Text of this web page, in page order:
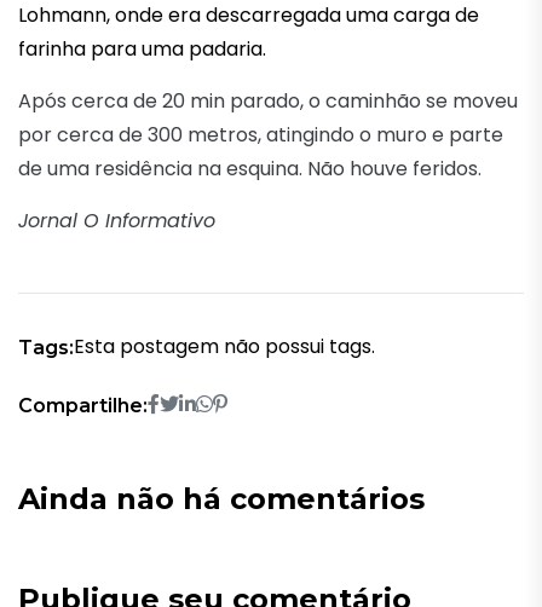
Lohmann, onde era descarregada uma carga de
farinha para uma padaria.
Após cerca de 20 min parado, o caminhão se moveu
por cerca de 300 metros, atingindo o muro e parte
de uma residência na esquina. Não houve feridos.
Jornal O Informativo
Tags:Esta postagem não possui tags.
Compartilhe:
Ainda não há comentários
Publique seu comentário